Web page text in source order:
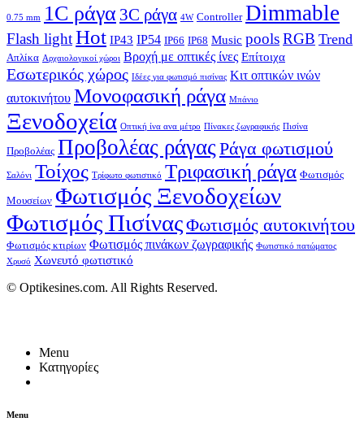
0.75 mm 1C ράγα 3C ράγα 4W Controller Dimmable
Flash lightHot IP43 IP54 IP66 IP68 Music poolsRGB Trend
Απλίκα Αρχαιολογικοί χώροι Βροχή με οπτικές ίνες Επίτοιχα
Εσωτερικός χώρος Ιδέες για φωτισμό πισίνας Κιτ οπτικών ινών
αυτοκινήτου Μονοφασική ράγα Μπάνιο
Ξενοδοχεία Οπτική ίνα ανα μέτρο Πίνακες ζωγραφικής Πισίνα
Προβολέας Προβολέας ράγας Ράγα φωτισμού
Σαλόνι Τοίχος Τρίφωτο φωτιστικό Τριφασική ράγα Φωτισμός
Μουσείων Φωτισμός Ξενοδοχείων
Φωτισμός ΠισίναςΦωτισμός αυτοκινήτου
Φωτισμός κτιρίων Φωτισμός πινάκων ζωγραφικής Φωτιστικό πατώματος
Χρυσό Χωνευτό φωτιστικό
© Optikesines.com. All Rights Reserved.
Menu
Κατηγορίες
Menu